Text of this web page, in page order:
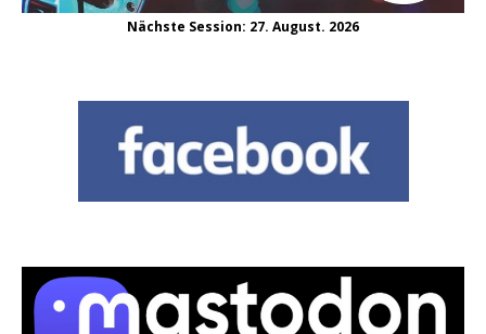
Nächste Session: 27. August. 2026